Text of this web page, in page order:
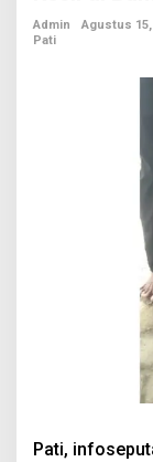
Admin
Agustus 15,
Pati
Pati,